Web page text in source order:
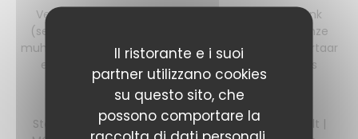
Il ristorante e i suoi
partner utilizzano cookies
su questo sito, che
possono comportare la
Vers bereide dip met lavash brood - Antipasti plank
(selectie charcuterie, kaas en brood) - Wings in onze
muhamarra saus - Noordzee kibbeling met verse tartaar
en gebrande citroen - Bitterballen - Kaasballetjes
Small plates
Steamed edamame | Furikake - Focaccia | hay salt |